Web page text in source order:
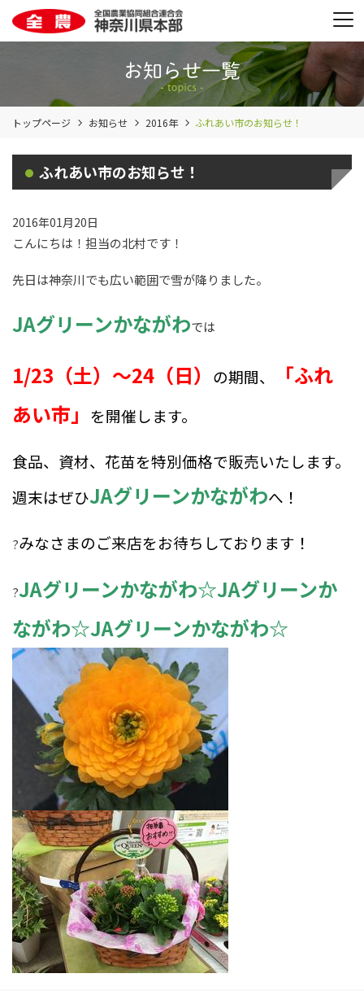
トップページ お知らせ 2016年 ふれあい市のお知らせ！
ふれあい市のお知らせ！
2016年01月20日
こんにちは！担当の北村です！
先日は神奈川でも広い範囲で雪が降りました。
JAグリーンかながわでは
1/23 （土）～24 （日） の期間、
「ふれ
あい市」 を開催します。
食品、資材、花苗を特別価格で販売いたします。
週末はぜひJAグリーンかながわへ！
?みなさまのご来店をお待ちしております！
?JAグリーンかながわ☆JAグリーンか
ながわ☆JAグリーンかながわ☆